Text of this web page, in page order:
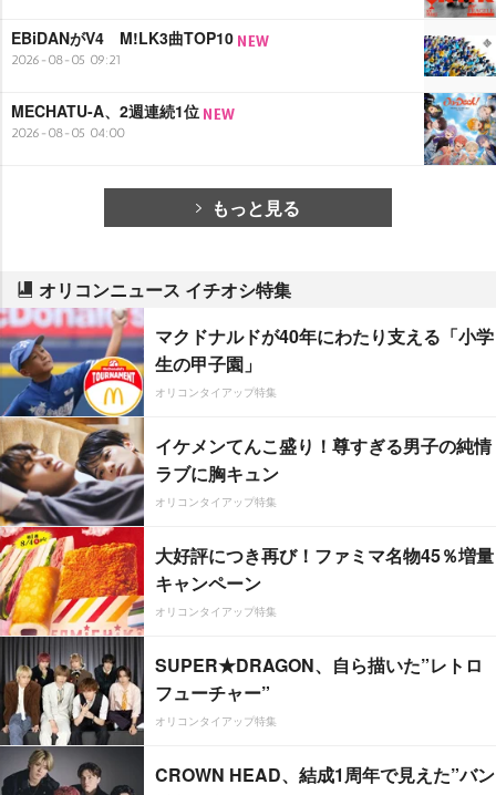
EBiDANがV4 M!LK3曲TOP10
2026-08-05 09:21
MECHATU-A、2週連続1位
2026-08-05 04:00
もっと見る
オリコンニュース イチオシ特集
マクドナルドが40年にわたり支える「小学
生の甲子園」
オリコンタイアップ特集
イケメンてんこ盛り！尊すぎる男子の純情
ラブに胸キュン
オリコンタイアップ特集
大好評につき再び！ファミマ名物45％増量
キャンペーン
オリコンタイアップ特集
SUPER★DRAGON、自ら描いた”レトロ
フューチャー”
オリコンタイアップ特集
CROWN HEAD、結成1周年で見えた”バン